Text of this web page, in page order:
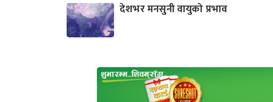
देशभर मनसुनी वायुको प्रभाव